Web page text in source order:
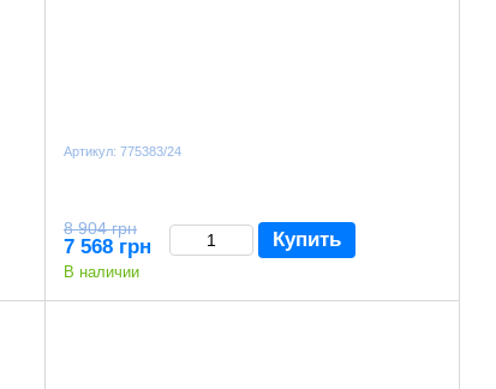
Артикул: 775383/24
8 904 грн
7 568 грн Купить
В наличии